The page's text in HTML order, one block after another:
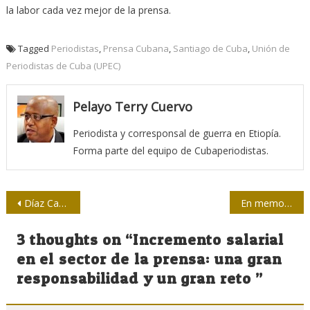
la labor cada vez mejor de la prensa.
Tagged Periodistas, Prensa Cubana, Santiago de Cuba, Unión de
Periodistas de Cuba (UPEC)
Pelayo Terry Cuervo
Periodista y corresponsal de guerra en Etiopía.
Forma parte del equipo de Cubaperiodistas.
Navegación
de
entradas
Díaz Canel: Pensemos como país En memoria de Hernán Uribe
3 thoughts on “Incremento salarial
en el sector de la prensa: una gran
responsabilidad y un gran reto ”